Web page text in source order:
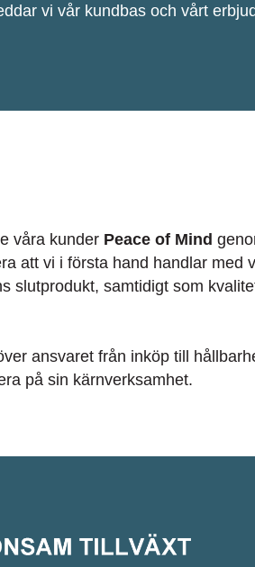
vi vår kundbas och vårt
våra kunder Peace of Mind
att vi i första hand handlar med
slutprodukt, samtidigt som
ansvaret från inköp till
på sin kärnverksamhet.